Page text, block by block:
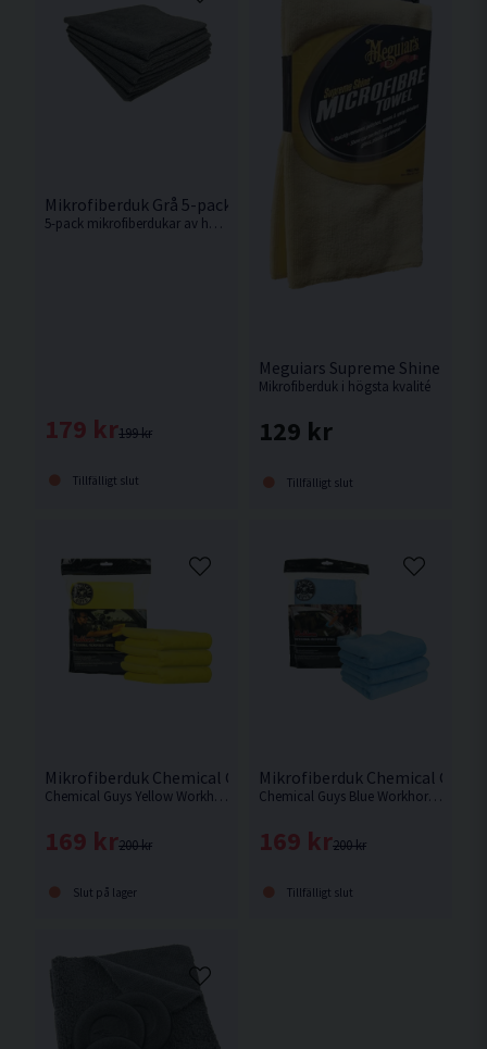
Mikrofiberduk Grå 5-pack
5-pack mikrofiberdukar av hög kvalitet
199 kr
179 kr
Tillfälligt slut
Meguiars Supreme Shine
Mikrofiberduk i högsta kvalité
129 kr
Tillfälligt slut
Mikrofiberduk Chemical Guys Workhorse Gul 3-pack
Chemical Guys Yellow Workhorse är det perfekta verktyget vid rengöring och skydd av alla fordons yttre och inre delar.
200 kr
169 kr
Slut på lager
Mikrofiberduk Chemical Guys
Chemical Guys Blue Workhorse är det perfekta verktyget vid rengöring och skydd av alla fordons yttre och inre delar.
200 kr
169 kr
Tillfälligt slut